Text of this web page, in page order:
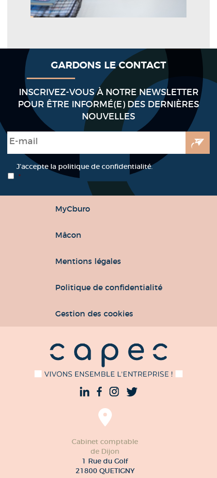
GARDONS LE CONTACT
INSCRIVEZ-VOUS À NOTRE NEWSLETTER
POUR ÊTRE INFORMÉ(E) DES DERNIÈRES
NOUVELLES
E-mail
RGPD *
J’accepte la politique de confidentialité.
*
MyCburo
Mâcon
Mentions légales
Politique de confidentialité
Gestion des cookies
Cabinet comptable
de Dijon
1 Rue du Golf
21800 QUETIGNY